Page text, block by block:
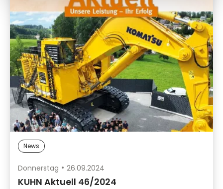
News
Donnerstag 26.09.2024
KUHN Aktuell 46/2024